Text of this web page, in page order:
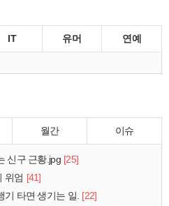
IT 유머 연예
월간 이슈
신구 근황.jpg [25]
위엄 [41]
타면 생기는 일. [22]